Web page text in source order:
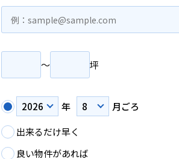
〜 坪
年
月ごろ
出来るだけ早く
良い物件があれば